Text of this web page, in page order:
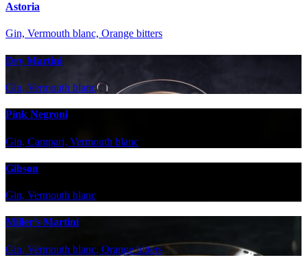
Astoria
Gin, Vermouth blanc, Orange bitters
Dry Martini
Gin, Vermouth blanc
Pink Negroni
Gin, Campari, Vermouth blanc
Gibson
Gin, Vermouth blanc
Miller’s Martini
Gin, Vermouth blanc, Orange bitters